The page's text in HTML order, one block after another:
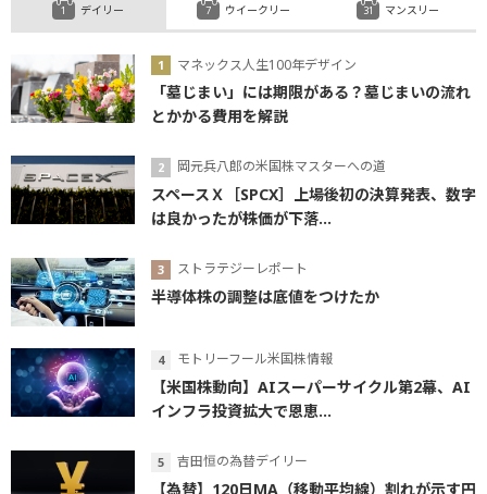
デイリー
マネックス人生100年デザイン
「墓じまい」には期限がある？墓じまいの流れ
とかかる費用を解説
岡元兵八郎の米国株マスターへの道
スペースＸ［SPCX］上場後初の決算発表、数字
は良かったが株価が下落...
ストラテジーレポート
半導体株の調整は底値をつけたか
モトリーフール米国株情報
【米国株動向】AIスーパーサイクル第2幕、AI
インフラ投資拡大で恩恵...
吉田恒の為替デイリー
【為替】120日MA（移動平均線）割れが示す円
ウイークリー マンスリー